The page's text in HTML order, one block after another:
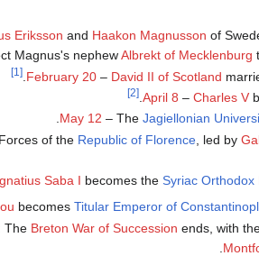
Eriksson and Haakon Magnusson of
Magnus's nephewAlbrekt of Mecklenburg
February 20– David II of Scotland
.
[1]
April 8 – Charles V
.
[2]
May 12 – The Jagiellonian
.
of the Republic of Florence, led by
Saba I becomes the Syriac Orthodox
becomes Titular Emperor of
The Breton War of Succession ends, with